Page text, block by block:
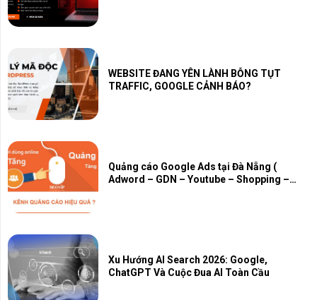
WEBSITE ĐANG YÊN LÀNH BỖNG TỤT
TRAFFIC, GOOGLE CẢNH BÁO?
Quảng cáo Google Ads tại Đà Nẵng (
Adword – GDN – Youtube – Shopping –
Xu Hướng AI Search 2026: Google,
ChatGPT Và Cuộc Đua AI Toàn Cầu